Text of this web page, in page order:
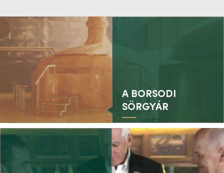
A BORSODI
SÖRGYÁR